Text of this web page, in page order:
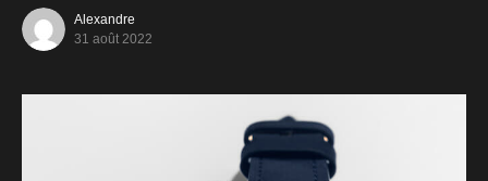
Alexandre
31 août 2022